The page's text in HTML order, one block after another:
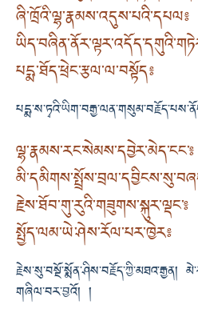
ཞི་ཁྲོའི་ལྷ་རྣམས་འདུས་པའི་དཔལ༔
པདྨ་ཐོད་ཕྲེང་རྩལ་ལ་བསྟོད༔
ལྷ་རྣམས་རང་སེམས་དབྱེར་མེད་ངང་༔
རྗེས་ཐོབ་གུ་རུའི་གཟུགས་སྐུར་ལྡང་༔
སྤྱོད་ལམ་ཡེ་ཤེས་རོལ་པར་ཁྱེར༔
རྗེས་སུ་བསྔོ་སྨོན་ཤིས་བརྗོད་ཀྱི་མཐའ་རྒྱན།
གཞིལ་བར་བྱའོ། །